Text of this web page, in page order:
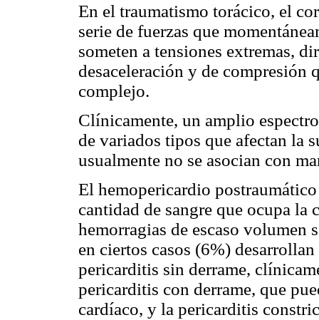
En el traumatismo torácico, el
serie de fuerzas que
someten a tensiones extremas,
desaceleración y de compresión
complejo.
Clínicamente, un amplio
de variados tipos que afectan la
usualmente no se asocian con
El hemopericardio
cantidad de sangre que ocupa
hemorragias de escaso volumen
en ciertos casos (6%)
pericarditis sin derrame,
pericarditis con derrame, que
cardíaco, y la pericarditis